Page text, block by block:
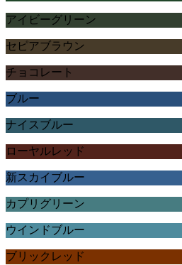
アイビーグリーン
セピアブラウン
チョコレート
ブルー
ナイスブルー
ローヤルレッド
新スカイブルー
カプリグリーン
ウインドブルー
ブリックレッド